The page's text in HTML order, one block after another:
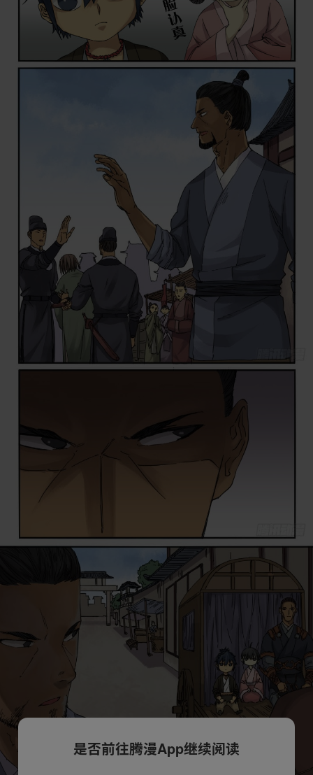
是否前往腾漫App继续阅读